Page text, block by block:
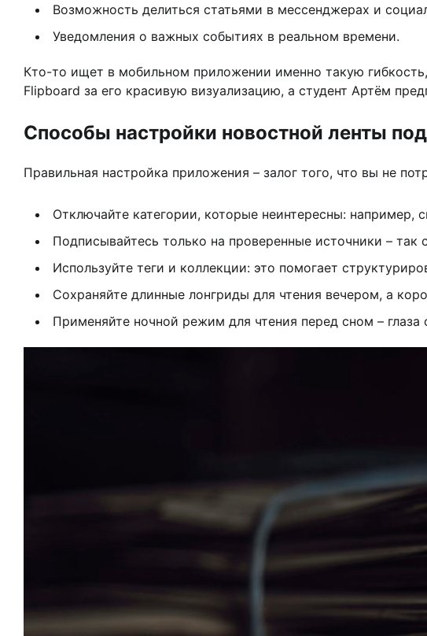
Возможность делиться статьями в мессенджерах и
Уведомления о важных событиях в реальном времени.
Кто-то ищет в мобильном приложении именно такую
Flipboard за его красивую визуализацию, а студент Артём
Способы настройки новостной ленты
Правильная настройка приложения – залог того, что вы не
Отключайте категории, которые неинтересны: например,
Подписывайтесь только на проверенные источники – так
Используйте теги и коллекции: это помогает
Сохраняйте длинные лонгриды для чтения вечером, а
Применяйте ночной режим для чтения перед сном – глаза